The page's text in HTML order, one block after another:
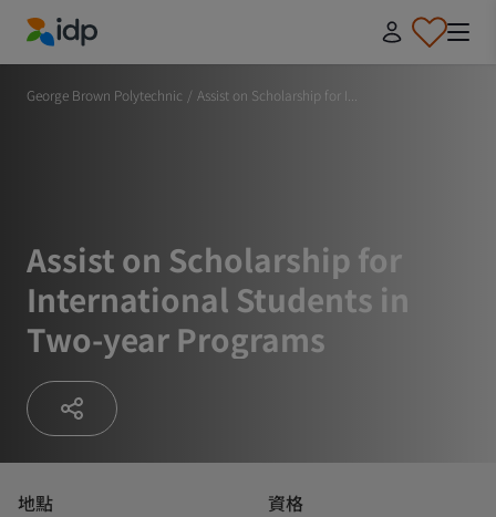
IDP Education
George Brown Polytechnic / Assist on Scholarship for I...
Assist on Scholarship for
International Students in
Two-year Programs
地點 資格